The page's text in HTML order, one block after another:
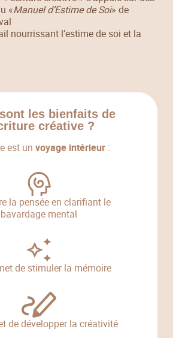
«Manuel d’Estime de Soi» de
nourrissant l’estime de soi et la
les bienfaits de
créative ?
est un voyage intérieur :
la pensée en clarifiant le
bavardage mental
de stimuler la mémoire
de développer la créativité